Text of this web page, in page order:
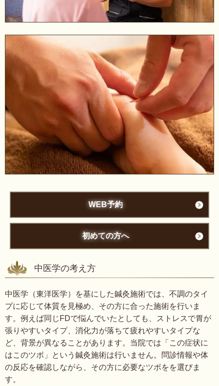
WEB予約
初めての方へ
中医学の考え方
中医学（東洋医学）を基にした鍼灸施術では、不調のタイ
プに応じて体質を見極め、その方に合った施術を行いま
す。例えば同じFDで悩んでいたとしても、ストレスで胃が
張りやすいタイプ、消化力が落ちて疲れやすいタイプな
ど、背景が異なることがあります。 当院では「この症状に
はこのツボ」という鍼灸施術は行いません。問診情報や体
の反応を確認しながら、その方に必要なツボをを選びま
す。